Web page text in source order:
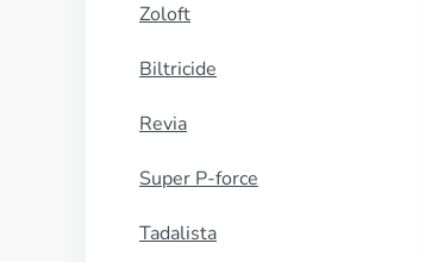
Zoloft
Biltricide
Revia
Super P-force
Tadalista